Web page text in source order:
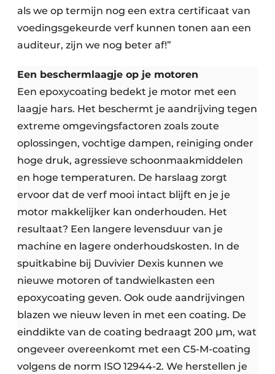
als we op termijn nog een extra certificaat van
voedingsgekeurde verf kunnen tonen aan een
auditeur, zijn we nog beter af!”
Een beschermlaagje op je motoren
Een epoxycoating bedekt je motor met een
laagje hars. Het beschermt je aandrijving tegen
extreme omgevingsfactoren zoals zoute
oplossingen, vochtige dampen, reiniging onder
hoge druk, agressieve schoonmaakmiddelen
en hoge temperaturen. De harslaag zorgt
ervoor dat de verf mooi intact blijft en je je
motor makkelijker kan onderhouden. Het
resultaat? Een langere levensduur van je
machine en lagere onderhoudskosten. In de
spuitkabine bij Duvivier Dexis kunnen we
nieuwe motoren of tandwielkasten een
epoxycoating geven. Ook oude aandrijvingen
blazen we nieuw leven in met een coating. De
einddikte van de coating bedraagt 200 µm, wat
ongeveer overeenkomt met een C5-M-coating
volgens de norm ISO 12944-2. We herstellen je